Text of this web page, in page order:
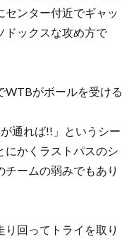
センター付近でギャッ
ドックスな攻め方で
WTBがボールを受ける
通れば!!」というシー
にかくラストパスのシ
ームの弱みでもあり
回ってトライを取り